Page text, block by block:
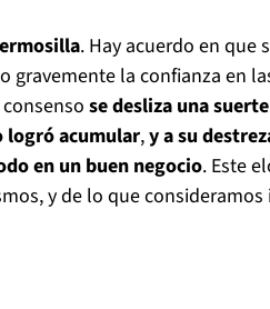
. Hay acuerdo en que
gravemente la confianza en
se desliza una
logró acumular,y a su
en un buen negocio. Este
y de lo que